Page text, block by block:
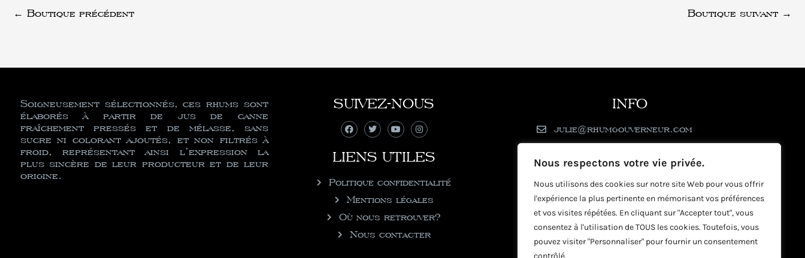
Nous respectons votre vie privée.
Nous utilisons des cookies sur notre site Web pour vous offrir
l'expérience la plus pertinente en mémorisant vos préférences
et vos visites répétées. En cliquant sur "Accepter tout", vous
consentez à l'utilisation de TOUS les cookies. Toutefois, vous
pouvez visiter "Personnaliser" pour fournir un consentement
contrôlé.
← Boutique précédent Boutique suivant →
Soigneusement sélectionnés, ces rhums sont
élaborés à partir de jus de canne
fraîchement pressés et de mélasse, sans
sucre ni colorant ajoutés, et non filtrés à
froid, représentant ainsi l’expression la
plus sincère de leur producteur et de leur
origine.
SUIVEZ-NOUS
LIENS UTILES
Politique confidentialité
Mentions légales
Où nous retrouver?
Nous contacter
INFO
julie@rhumgouverneur.com